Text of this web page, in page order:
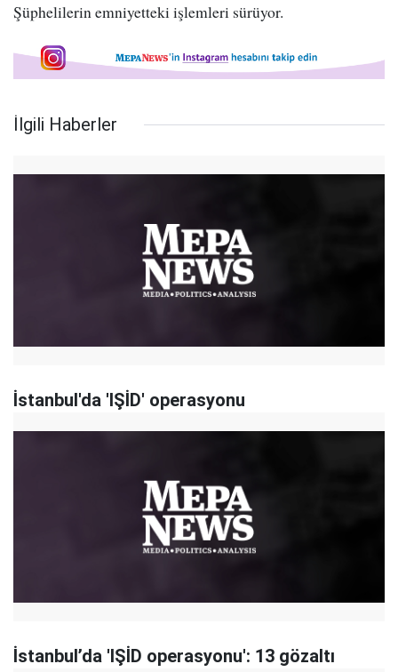
Şüphelilerin emniyetteki işlemleri sürüyor.
İlgili Haberler
İstanbul'da 'IŞİD' operasyonu
İstanbul’da 'IŞİD operasyonu': 13 gözaltı